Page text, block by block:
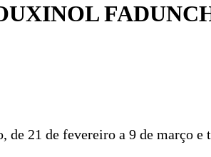
de 21 de fevereiro a 9 de março e